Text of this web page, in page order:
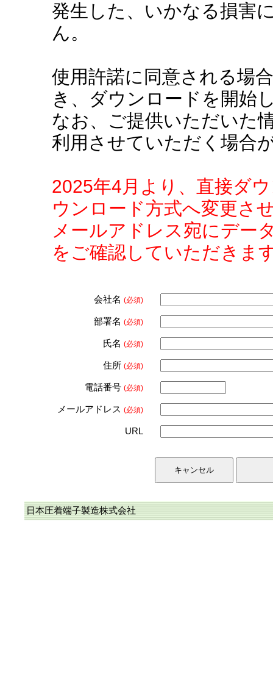
発生した、いかなる損害
ん。
使用許諾に同意される場
き、ダウンロードを開始
なお、ご提供いただいた
利用させていただく場合
2025年4月より、直接ダ
ウンロード方式へ変更さ
メールアドレス宛にデー
をご確認していただきま
会社名 (必須)
部署名 (必須)
氏名 (必須)
住所 (必須)
電話番号 (必須)
メールアドレス (必須)
URL
日本圧着端子製造株式会社